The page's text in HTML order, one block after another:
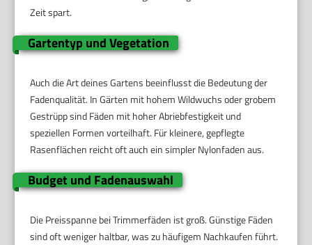
Zeit spart.
Gartentyp und Vegetation
Auch die Art deines Gartens beeinflusst die Bedeutung der
Fadenqualität. In Gärten mit hohem Wildwuchs oder grobem
Gestrüpp sind Fäden mit hoher Abriebfestigkeit und
speziellen Formen vorteilhaft. Für kleinere, gepflegte
Rasenflächen reicht oft auch ein simpler Nylonfaden aus.
Budget und Fadenauswahl
Die Preisspanne bei Trimmerfäden ist groß. Günstige Fäden
sind oft weniger haltbar, was zu häufigem Nachkaufen führt.